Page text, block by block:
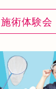
運動 土曜営業
矯正 むくみ
上本町
施術体験会